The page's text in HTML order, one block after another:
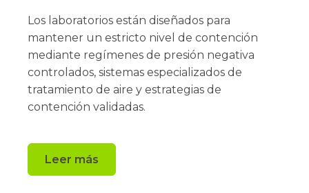
Los laboratorios están diseñados para
mantener un estricto nivel de contención
mediante regímenes de presión negativa
controlados, sistemas especializados de
tratamiento de aire y estrategias de
contención validadas.
Leer más